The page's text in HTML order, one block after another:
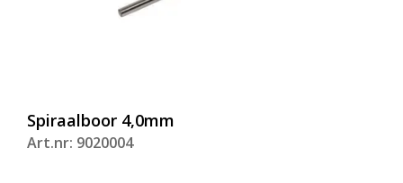
Spiraalboor 4,0mm
Art.nr: 9020004